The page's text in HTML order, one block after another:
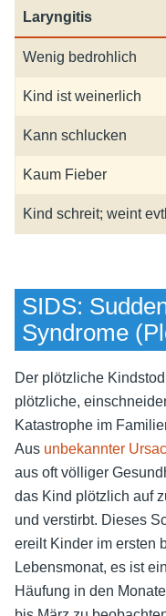
Laryngitis
Wenig bedrohlich
Kind ist weinerlich
Kann schlucken
Kaum Fieber
Kind schreit; weint
SIDS:
Syndrome
Der plötzliche
plötzliche,
Katastrophe im
Aus unbekannter
aus oft völliger
das Kind plötzlich auf
und verstirbt. Dieses
ereilt Kinder im ersten
Lebensmonat, es ist
Häufung in den